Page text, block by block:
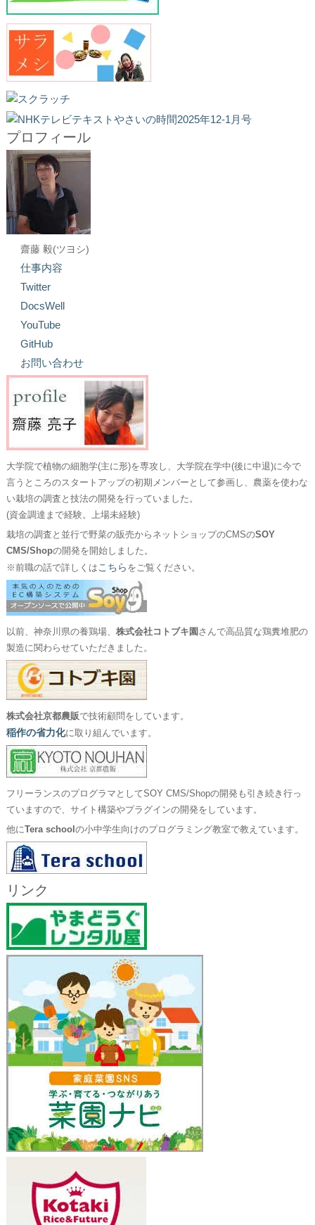
プロフィール
齋藤 毅(ツヨシ)
仕事内容
Twitter
DocsWell
YouTube
GitHub
お問い合わせ
大学院で植物の細胞学(主に形)を専攻し、大学院在学中(後に中退)に今で
言うところのスタートアップの初期メンバーとして参画し、農薬を使わな
い栽培の調査と技法の開発を行っていました。
(資金調達まで経験。上場未経験)
栽培の調査と並行で野菜の販売からネットショップのCMSのSOY
CMS/Shopの開発を開始しました。
※前職の話で詳しくは こちら をご覧ください。
以前、神奈川県の養鶏場、 株式会社コトブキ園 さんで高品質な鶏糞堆肥の
製造に関わらせていただきました。
株式会社京都農販で技術顧問をしています。
稲作の省力化に取り組んでいます。
フリーランスのプログラマとしてSOY CMS/Shopの開発も引き続き行っ
ていますので、サイト構築やプラグインの開発をしています。
他にTera school の小中学生向けのプログラミング教室で教えています。
リンク